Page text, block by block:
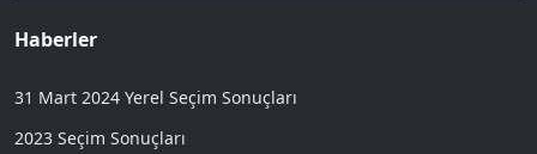
Haberler
31 Mart 2024 Yerel Seçim Sonuçları
2023 Seçim Sonuçları